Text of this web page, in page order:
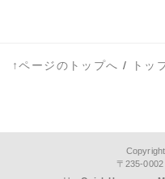
↑ページのトップへ / トッ
〒235-
ス
03-09 PDFへの書